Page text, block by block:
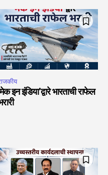
इन इंडिया’द्वारे भारताची राफेल